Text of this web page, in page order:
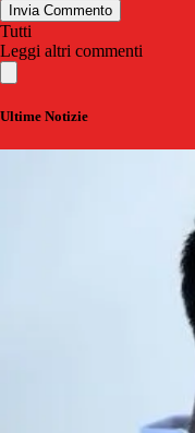
Invia Commento
Tutti
Leggi altri commenti
Ultime Notizie